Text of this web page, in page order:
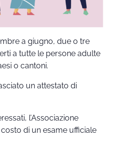
a giugno, due o tre
a tutte le persone adulte
o cantoni.
un attestato di
l’Associazione
di un esame ufficiale